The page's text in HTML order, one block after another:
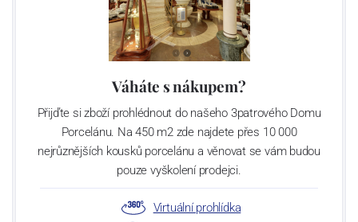
Váháte s nákupem?
Přijďte si zboží prohlédnout do našeho 3patrového Domu
Porcelánu. Na 450 m2 zde najdete přes 10 000
nejrůznějších kousků porcelánu a věnovat se vám budou
pouze vyškolení prodejci.
Virtuální prohlídka